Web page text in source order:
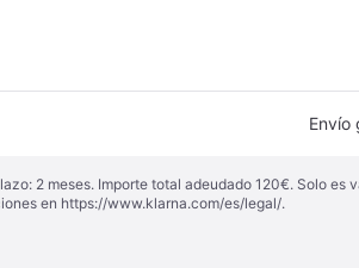
Envío
2 meses. Importe total adeudado 120€. Solo es
en https://www.klarna.com/es/legal/.